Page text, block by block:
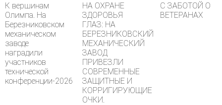
К вершинам
Олимпа. На
Березниковском
механическом
заводе
наградили
участников
технической
конференции-2026
НА ОХРАНЕ
ЗДОРОВЬЯ
ГЛАЗ: НА
БЕРЕЗНИКОВСКИЙ
МЕХАНИЧЕСКИЙ
ЗАВОД
ПРИВЕЗЛИ
СОВРЕМЕННЫЕ
ЗАЩИТНЫЕ И
КОРРИГИРУЮЩИЕ
ОЧКИ.
С ЗАБОТОЙ О
ВЕТЕРАНАХ